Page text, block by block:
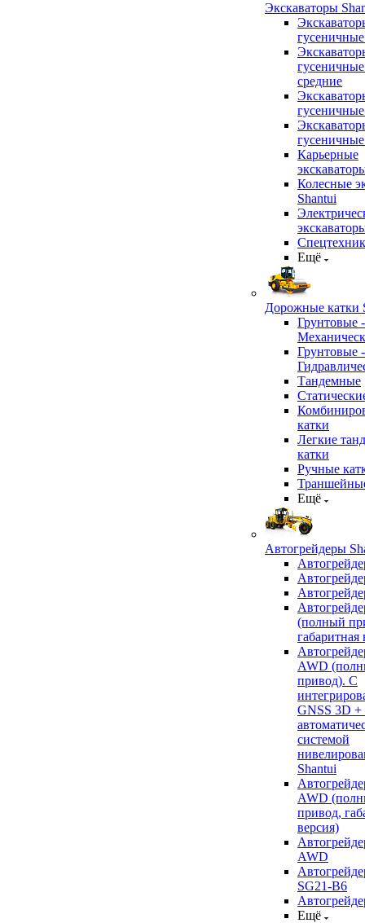
Экскаваторы
средние
Карьерные
Колесные
Shantui
Ещё
Дорожные катки
Грунтовые -
Грунтовые -
Тандемные
катки
Легкие
катки
Ручные
Ещё
Автогрейдеры
(полный
габаритная
AWD
привод). С
GNSS 3D +
системой
Shantui
AWD
привод,
версия)
AWD
SG21-B6
Ещё